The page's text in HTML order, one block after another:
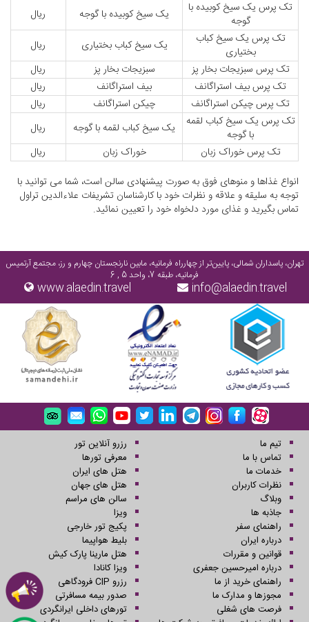
تک پرس یک سیخ کوبیده با
گوجه
یک سیخ کوبیده با گوجه
ریال
تک پرس یک سیخ کباب
بختیاری
یک سیخ کباب بختیاری
ریال
تک پرس سبزیجات بخار پز
سبزیجات بخار پز
ریال
تک پرس بیف استراگانف
بیف استراگانف
ریال
تک پرس چیکن استراگانف
چیکن استراگانف
ریال
تک پرس یک سیخ کباب لقمه
با گوجه
یک سیخ کباب لقمه با گوجه
ریال
تک پرس خوراک زبان
خوراک زبان
ریال
انواع غذاها و منوهای فوق به صورت پیشنهادی سالن است، شما می توانید با
توجه به سلیقه و علاقه و نظرات خود با کارشناسان تشریفات علاءالدین تراول
تماس بگیرید و غذای مورد دلخواه خود را تعیین نمائید.
تهران، پاسداران شمالی، پایین‌تر از چهارراه فرمانیه، مابین نارنجستان چهارم و رز، مجتمع آرتمیس
فرمانیه، طبقه 7، واحد 5 , 6
info@alaedin.travel
www.alaedin.travel
تیم ما
تماس با ما
خدمات ما
نظرات کاربران
وبلاگ
جاذبه ها
راهنمای سفر
درباره ایران
قوانین و مقررات
درباره امیرحسین جعفری
راهنمای خرید از ما
مجوزها و مدارک ما
فرصت های شغلی
رزرو آنلاین تور
معرفی تورها
هتل های ایران
هتل های جهان
سالن های مراسم
ویزا
پکیج تور خارجی
بلیط هواپیما
هتل مارینا پارک کیش
ویزا کانادا
رزرو CIP فرودگاهی
صدور بیمه مسافرتی
تورهای داخلی ایرانگردی